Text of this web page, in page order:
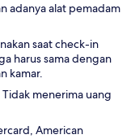
adanya alat pemadam
saat check-in
harus sama dengan
kamar.
menerima uang
American